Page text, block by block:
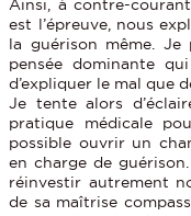
Ainsi, à contre-
est l’épreuve, nous
la guérison même.
pensée dominante
d’expliquer le mal que
Je tente alors
pratique médicale
possible ouvrir un
en charge de
réinvestir autrement
de sa maîtrise